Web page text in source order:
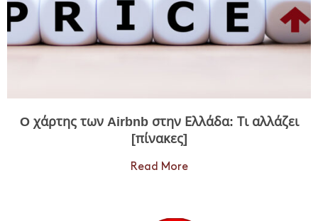
O χάρτης των Airbnb στην Ελλάδα: Τι αλλάζει
[πίνακες]
Read More